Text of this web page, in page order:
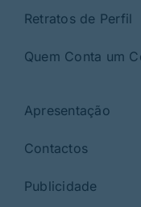
Retratos de Perfil
Quem Conta um
Apresentação
Contactos
Publicidade